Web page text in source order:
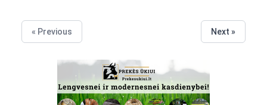
« Previous Next »